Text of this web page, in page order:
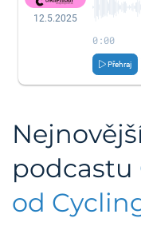
12.5.2025
0:00
Přehraj
podcastu
od